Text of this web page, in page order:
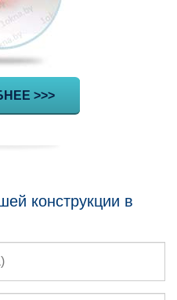
>>>
конструкции в